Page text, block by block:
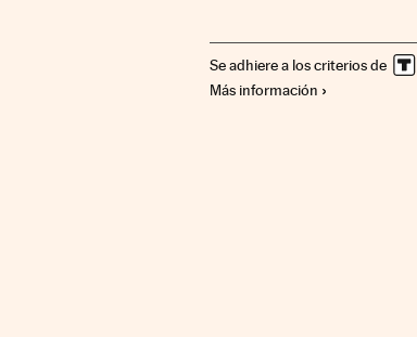
Ganadería Agroalimentación
Se adhiere a los criterios de
Más información